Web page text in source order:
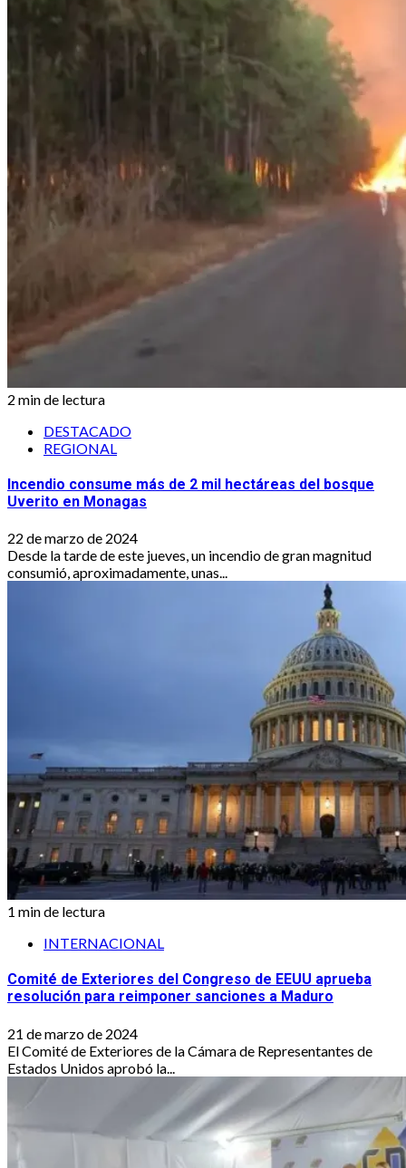
2 min de lectura
DESTACADO
REGIONAL
Incendio consume más de 2 mil hectáreas del bosque
Uverito en Monagas
22 de marzo de 2024
Desde la tarde de este jueves, un incendio de gran magnitud
consumió, aproximadamente, unas...
1 min de lectura
INTERNACIONAL
Comité de Exteriores del Congreso de EEUU aprueba
resolución para reimponer sanciones a Maduro
21 de marzo de 2024
El Comité de Exteriores de la Cámara de Representantes de
Estados Unidos aprobó la...